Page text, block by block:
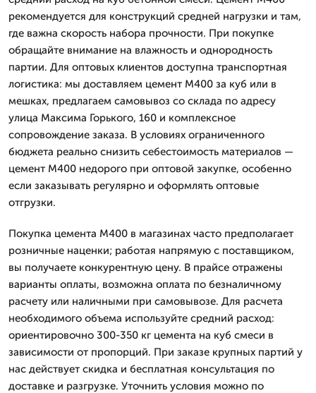
рекомендуется для конструкций средней нагрузки и там,
где важна скорость набора прочности. При покупке
обращайте внимание на влажность и однородность
партии. Для оптовых клиентов доступна транспортная
логистика: мы доставляем цемент М400 за куб или в
мешках, предлагаем самовывоз со склада по адресу
улица Максима Горького, 160 и комплексное
сопровождение заказа. В условиях ограниченного
бюджета реально снизить себестоимость материалов —
цемент М400 недорого при оптовой закупке, особенно
если заказывать регулярно и оформлять оптовые
отгрузки.
Покупка цемента М400 в магазинах часто предполагает
розничные наценки; работая напрямую с поставщиком,
вы получаете конкурентную цену. В прайсе отражены
варианты оплаты, возможна оплата по безналичному
расчету или наличными при самовывозе. Для расчета
необходимого объема используйте средний расход:
ориентировочно 300-350 кг цемента на куб смеси в
зависимости от пропорций. При заказе крупных партий у
нас действует скидка и бесплатная консультация по
доставке и разгрузке. Уточнить условия можно по